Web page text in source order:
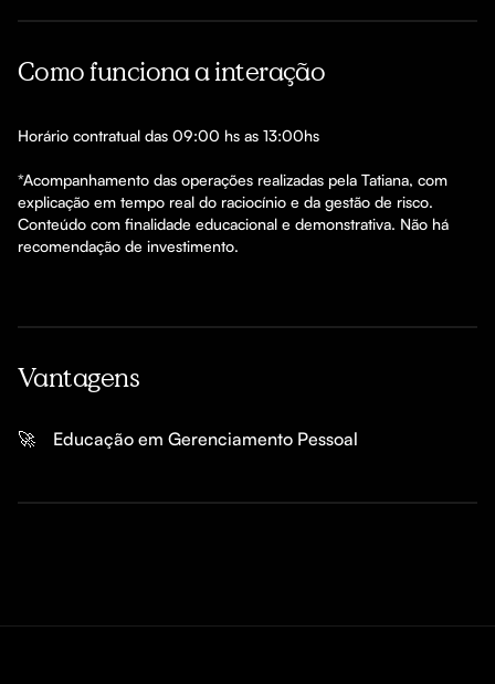
Como funciona a interação
Horário contratual das 09:00 hs as 13:00hs
*Acompanhamento das operações realizadas pela Tatiana, com
explicação em tempo real do raciocínio e da gestão de risco.
Conteúdo com finalidade educacional e demonstrativa. Não há
recomendação de investimento.
Vantagens
🚀 Educação em Gerenciamento Pessoal